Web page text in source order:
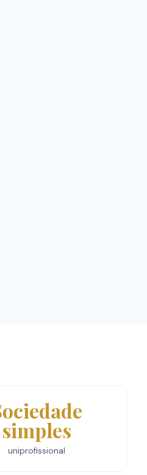
simples
uniprofissional